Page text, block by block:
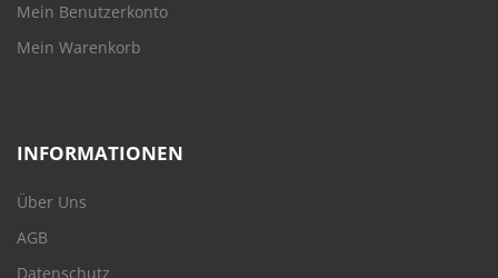
Mein Benutzerkonto
Mein Warenkorb
INFORMATIONEN
Über Uns
AGB
Datenschutz